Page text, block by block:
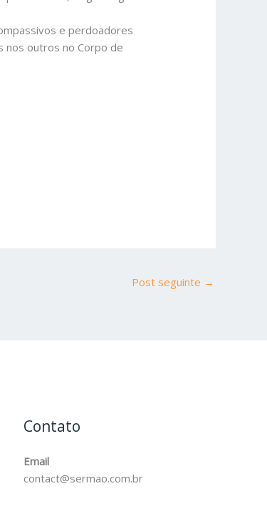
e perdoadores
nos outros no Corpo de
Post seguinte →
Contato
Email
contact@sermao.com.br